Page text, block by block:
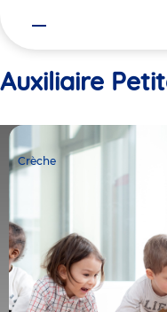
Auxiliaire
Crèche
Babilou
Poincaré
Crèche